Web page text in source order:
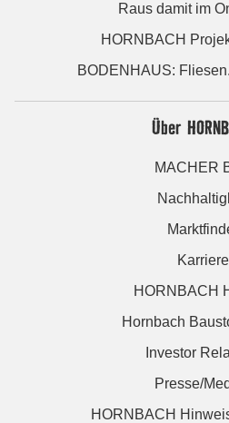
Raus damit im
HORNBACH
BODENHAUS:
Über
MACHER
Karriere
HORNBACH
Hornbach
Investor
Presse/
HORNBACH